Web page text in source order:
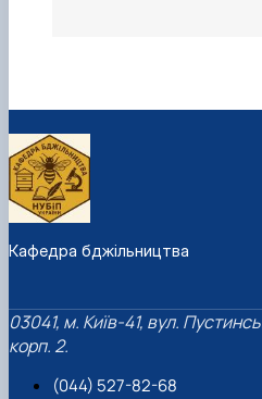
Кафедра бджільництва
03041, м. Київ-41, вул.
корп. 2.
(044) 527-82-68